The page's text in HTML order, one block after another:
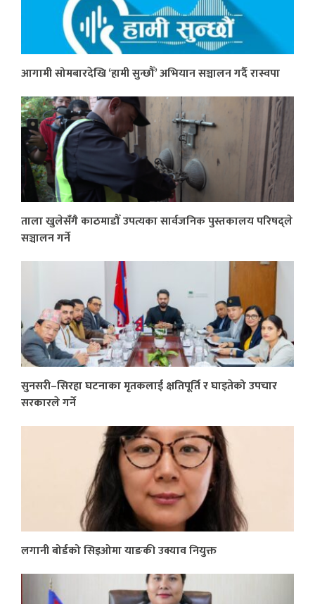
आगामी सोमबारदेखि ‘हामी सुन्छौँ’ अभियान सञ्चालन गर्दै रास्वपा
ताला खुलेसँगै काठमाडौँ उपत्यका सार्वजनिक पुस्तकालय परिषद्ले
सञ्चालन गर्ने
सुनसरी–सिरहा घटनाका मृतकलाई क्षतिपूर्ति र घाइतेको उपचार
सरकारले गर्ने
लगानी बोर्डको सिइओमा याङकी उक्याव नियुक्त